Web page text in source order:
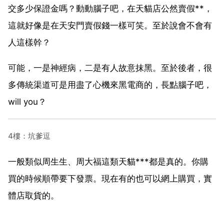
交多少保證金嗎？動動腦子吧，在天貓店公然賣假**，
這就好像是在天安門賣假錢一樣可笑。至於說會不會有
人這樣幹？
可能，一是神經病，二是有人故意抹黑。至於後者，很
多傳統渠道可是用盡了心機來黑電商的，長點腦子吧，
will you？
4樓：坑爹逗
一般類似周生生、周大福這類天貓***都是真的。你購
買的時候順帶要下發票。現在有的也可以網上購買，實
體店取貨的。